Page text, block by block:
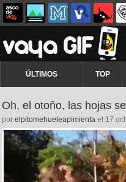
ÚLTIMOS TOP
Oh, el otoño, las hojas
por elpitomehueleapimienta el 17